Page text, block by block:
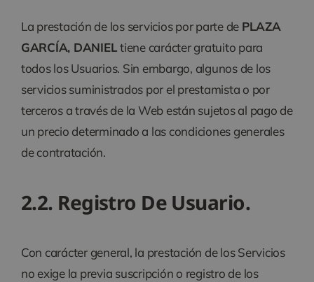
La prestación de los servicios por parte de PLAZA
GARCÍA, DANIELtiene carácter gratuito para
todos los Usuarios. Sin embargo, algunos de los
servicios suministrados por el prestamista o por
terceros a través de la Web están sujetos al pago de
un precio determinado a las condiciones generales
de contratación.
2.2. Registro De Usuario.
Con carácter general, la prestación de los Servicios
no exige la previa suscripción o registro de los